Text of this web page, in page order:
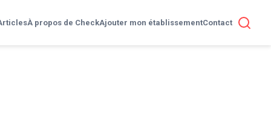
À propos de CheckAjouter mon établissementContact